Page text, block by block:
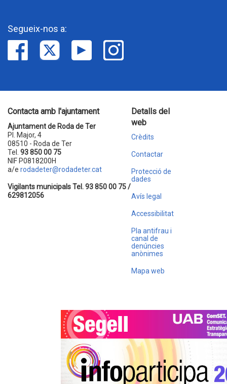
Segueix-nos a:
Contacta amb l'ajuntament
Ajuntament de Roda de Ter
Pl. Major, 4
08510 - Roda de Ter
Tel. 93 850 00 75
NIF P0818200H
a/e rodadeter@rodadeter.cat
Vigilants municipals Tel. 93 850 00 75 /
629812056
Detalls del
web
Crèdits
Contactar
Protecció de
dades
Avís legal
Accessibilitat
Pla antifrau i
canal de
denúncies
anònimes
Mapa web